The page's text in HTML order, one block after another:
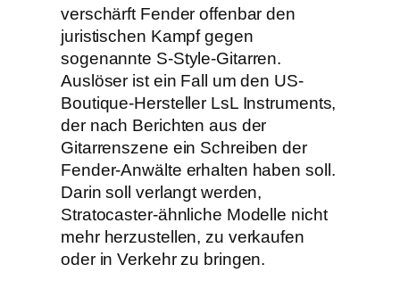
verschärft Fender offenbar den
juristischen Kampf gegen
sogenannte S-Style-Gitarren.
Auslöser ist ein Fall um den US-
Boutique-Hersteller LsL Instruments,
der nach Berichten aus der
Gitarrenszene ein Schreiben der
Fender-Anwälte erhalten haben soll.
Darin soll verlangt werden,
Stratocaster-ähnliche Modelle nicht
mehr herzustellen, zu verkaufen
oder in Verkehr zu bringen.